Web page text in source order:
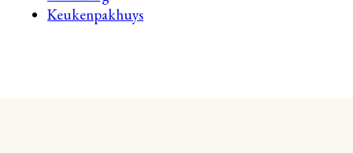
Keukenpakhuys